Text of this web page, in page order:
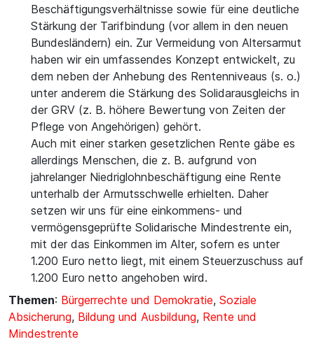
Beschäftigungsverhältnisse sowie für eine deutliche
Stärkung der Tarifbindung (vor allem in den neuen
Bundesländern) ein. Zur Vermeidung von Altersarmut
haben wir ein umfassendes Konzept entwickelt, zu
dem neben der Anhebung des Rentenniveaus (s. o.)
unter anderem die Stärkung des Solidarausgleichs in
der GRV (z. B. höhere Bewertung von Zeiten der
Pflege von Angehörigen) gehört.
Auch mit einer starken gesetzlichen Rente gäbe es
allerdings Menschen, die z. B. aufgrund von
jahrelanger Niedriglohnbeschäftigung eine Rente
unterhalb der Armutsschwelle erhielten. Daher
setzen wir uns für eine einkommens- und
vermögensgeprüfte Solidarische Mindestrente ein,
mit der das Einkommen im Alter, sofern es unter
1.200 Euro netto liegt, mit einem Steuerzuschuss auf
1.200 Euro netto angehoben wird.
Themen: Bürgerrechte und Demokratie, Soziale
Absicherung, Bildung und Ausbildung, Rente und
Mindestrente